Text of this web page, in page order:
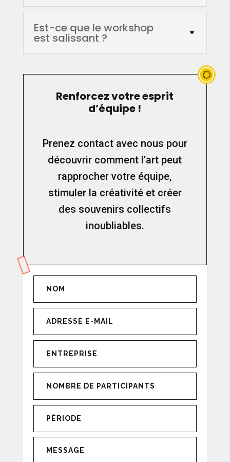
Est-ce que le workshop
est salissant ?
Renforcez votre esprit
d’équipe !
Prenez contact avec nous pour
découvrir comment l’art peut
rapprocher votre équipe,
stimuler la créativité et créer
des souvenirs collectifs
inoubliables.